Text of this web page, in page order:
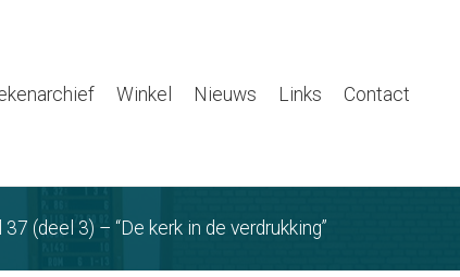
Winkel Nieuws Links Contact
37 (deel 3) – “De kerk in de verdrukking”